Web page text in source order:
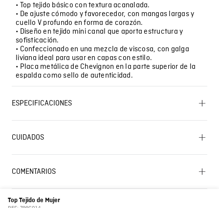
Top Tejido de Mujer
• Top tejido básico con textura acanalada.
• De ajuste cómodo y favorecedor, con mangas largas y
cuello V profundo en forma de corazón.
• Diseño en tejido mini canal que aporta estructura y
sofisticación.
• Confeccionado en una mezcla de viscosa, con galga
liviana ideal para usar en capas con estilo.
• Placa metálica de Chevignon en la parte superior de la
espalda como sello de autenticidad.
ESPECIFICACIONES
Temperatura máxima 40 ºC. SECADO: No secar en
máquina. BLANQUEADO: No usar blanqueador. OTROS:
Lavar separadamente. CUIDADO TEXTIL PROFESIONAL:
escurrimiento a la sombra.
Características
CUIDADOS
COMENTARIOS
☆☆☆☆☆
0 Calificación promedio